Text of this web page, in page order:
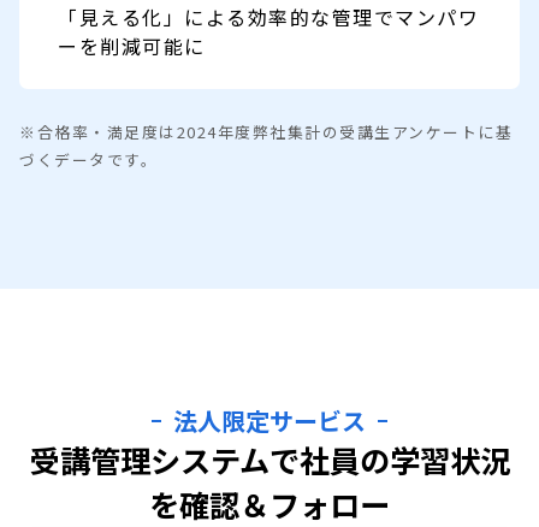
「見える化」による効率的な管理でマンパワ
ーを削減可能に
※合格率・満足度は2024年度弊社集計の受講生アンケートに基
づくデータです。
法人限定サービス
受講管理システムで社員の学習状況
を確認＆フォロー